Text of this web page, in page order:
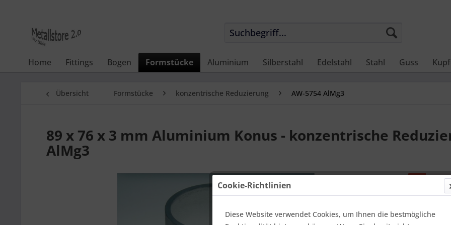
Home Fittings Bogen Formstücke Aluminium Silberstahl Edelstahl Stahl Guss
Übersicht Formstücke konzentrische Reduzierung AW-5754 AlMg3
89 x 76 x 3 mm Aluminium Konus - konzentrische
AlMg3
Cookie-Richtlinien
Diese Website verwendet Cookies, um Ihnen die bestmögliche